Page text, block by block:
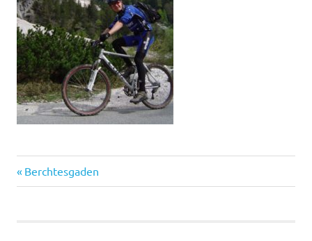
Beitragsnavigation
Vorheriger
Beitrag:
Berchtesgaden